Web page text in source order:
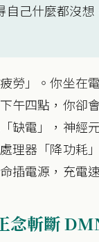
己什麼都沒想
勞」。你坐在
午四點，你卻
缺電」，神經
理器「降功耗
插電源，充電
念斬斷